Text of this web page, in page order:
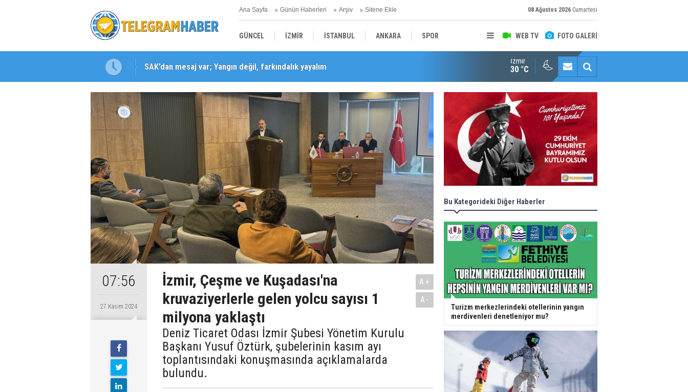
Ana Sayfa Günün Haberleri Arşiv Sitene Ekle 08 Ağustos 2026 Cumartesi
WEB TV FOTO GALERİ
GÜNCEL İZMİR İSTANBUL ANKARA SPOR
YEREL SAĞLIK
SAK’dan mesaj var; Yangın değil, farkındalık yayalım
Karabağlar ‘da Gazeteci Barış Selçuk saygıyla anıldı
Konaklı kadınların okuma azmi örnek oldu
İzmir
30 °C
07:56
27 Kasım 2024
İzmir, Çeşme ve Kuşadası'na
kruvaziyerlerle gelen yolcu sayısı 1
milyona yaklaştı
Deniz Ticaret Odası İzmir Şubesi Yönetim Kurulu
Başkanı Yusuf Öztürk, şubelerinin kasım ayı
toplantısındaki konuşmasında açıklamalarda
bulundu.
A+
A-
Bu Kategorideki Diğer Haberler
Turizm merkezlerindeki otellerinin yangın
merdivenleri denetleniyor mu?